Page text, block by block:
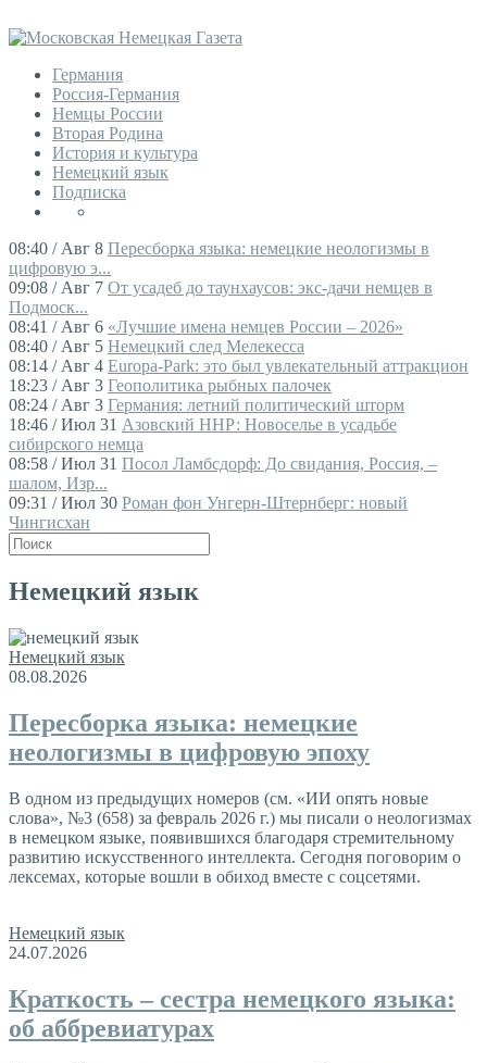
Германия
Россия-Германия
Немцы России
Вторая Родина
История и культура
Немецкий язык
Подписка
08:40 / Авг 8 Пересборка языка: немецкие неологизмы в
цифровую э...
09:08 / Авг 7 От усадеб до таунхаусов: экс-дачи немцев в
Подмоск...
08:41 / Авг 6 «Лучшие имена немцев России – 2026»
08:40 / Авг 5 Немецкий след Мелекесса
08:14 / Авг 4 Europa-Park: это был увлекательный аттракцион
18:23 / Авг 3 Геополитика рыбных палочек
08:24 / Авг 3 Германия: летний политический шторм
18:46 / Июл 31 Азовский ННР: Новоселье в усадьбе
сибирского немца
08:58 / Июл 31 Посол Ламбсдорф: До свидания, Россия, –
шалом, Изр...
09:31 / Июл 30 Роман фон Унгерн-Штернберг: новый
Чингисхан
Немецкий язык
Немецкий язык
08.08.2026
Пересборка языка: немецкие
неологизмы в цифровую эпоху
В одном из предыдущих номеров (см. «ИИ опять новые
слова», №3 (658) за февраль 2026 г.) мы писали о неологизмах
в немецком языке, появившихся благодаря стремительному
развитию искусственного интеллекта. Сегодня поговорим о
лексемах, которые вошли в обиход вместе с соцсетями.
Немецкий язык
24.07.2026
Краткость – сестра немецкого языка:
об аббревиатурах